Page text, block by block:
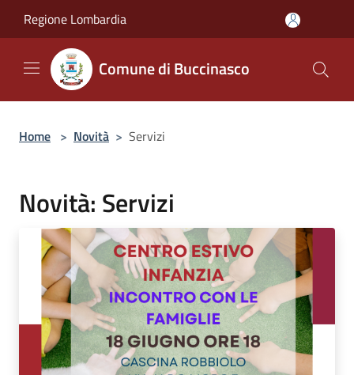
Regione Lombardia
Comune di Buccinasco
Home > Novità > Servizi
Novità: Servizi